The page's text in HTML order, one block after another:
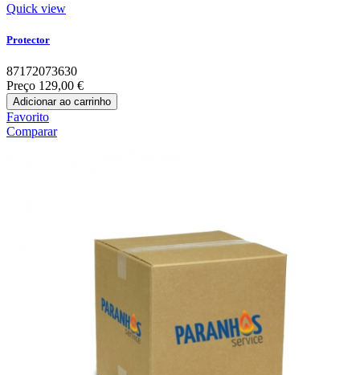
Quick view
Protector
87172073630
Preço 129,00 €
Adicionar ao carrinho
Favorito
Comparar